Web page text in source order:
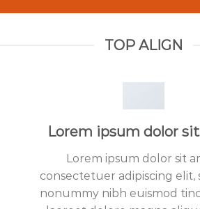
TOP ALIGN
Lorem ipsum dolor
Lorem ipsum dolor sit
consectetuer adipiscing elit,
nonummy nibh euismod